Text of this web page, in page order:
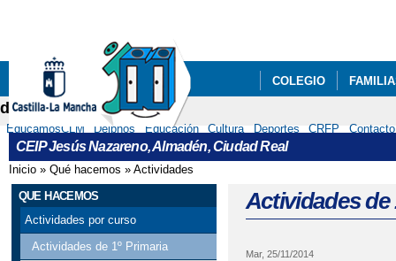
COLEGIO
delphos
EducamosCLM Delphos Educación Cultura Deportes CRFP Contacto
CEIP Jesús Nazareno, Almadén, Ciudad Real
Se encuentra usted aquí
Inicio » Qué hacemos » Actividades
QUE HACEMOS
Actividades por curso
Actividades de 1º Primaria
Actividades de
Mar, 25/11/2014